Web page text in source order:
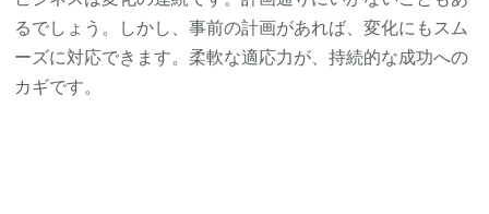
るでしょう。しかし、事前の計画があれば、変化にもスム
ーズに対応できます。柔軟な適応力が、持続的な成功への
カギです。